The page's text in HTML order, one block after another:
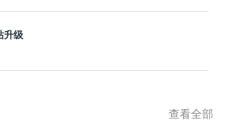
升级
查看全部